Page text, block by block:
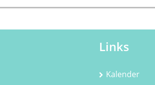
Links
Kalender